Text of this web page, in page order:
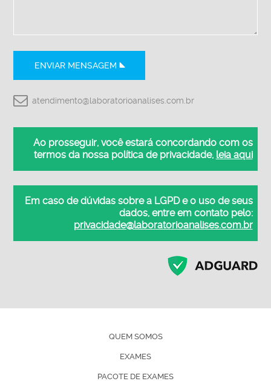
ENVIAR MENSAGEM
atendimento@laboratorioanalises.com.br
Ao prosseguir, você estará concordando com os
termos da nossa política de privacidade, leia aqui
Em caso de dúvidas sobre a LGPD e o uso de seus
dados, entre em contato pelo:
privacidade@laboratorioanalises.com.br
QUEM SOMOS
EXAMES
PACOTE DE EXAMES